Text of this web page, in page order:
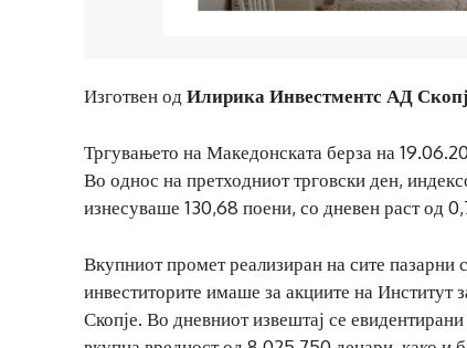
Изготвен одИлирика Инвестментс АД
Тргувањето на Македонската берза на
Во однос на претходниот трговски ден,
изнесуваше 130,68 поени, со дневен раст од
Вкупниот промет реализиран на сите пазарни
инвеститорите имаше за акциите на Институт
Скопје. Во дневниот извештај се